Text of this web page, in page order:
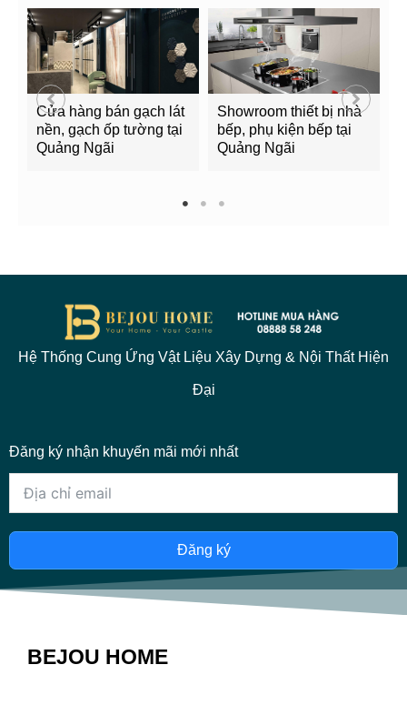
Cửa hàng bán gạch lát
nền, gạch ốp tường tại
Quảng Ngãi
Showroom thiết bị nhà
bếp, phụ kiện bếp tại
Quảng Ngãi
1 2 3
Hệ Thống Cung Ứng Vật Liệu Xây Dựng & Nội Thất Hiện
Đại
Đăng ký nhận khuyến mãi mới nhất
Đăng ký
BEJOU HOME